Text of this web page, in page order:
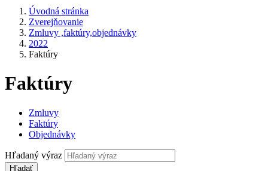
Úvodná stránka
Zverejňovanie
Zmluvy ,faktúry,objednávky
2022
Faktúry
Faktúry
Zmluvy
Faktúry
Objednávky
Hľadaný výraz
Hľadať